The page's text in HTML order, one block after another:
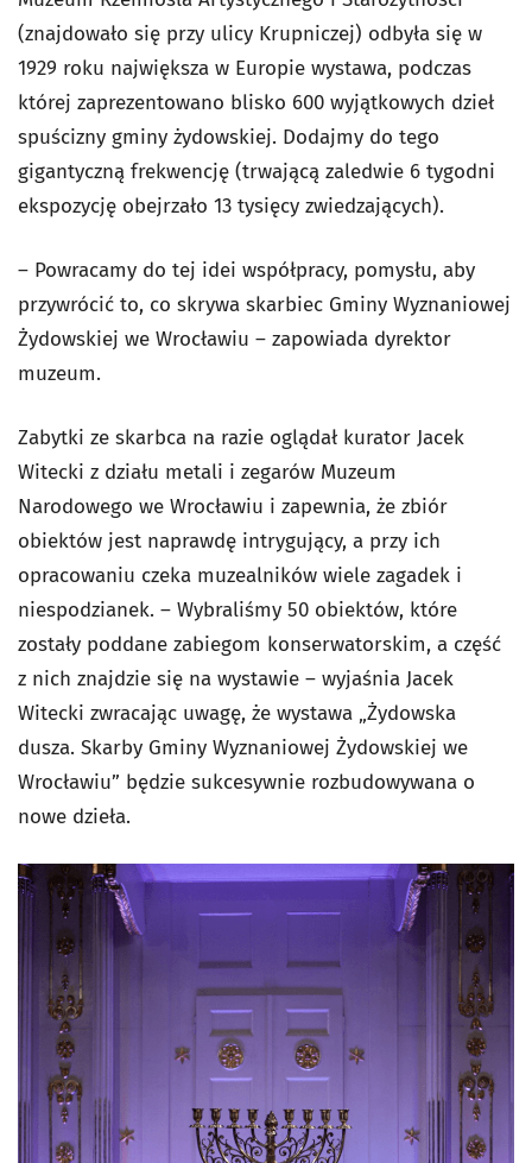
(znajdowało się przy ulicy Krupniczej) odbyła się w
1929 roku największa w Europie wystawa, podczas
której zaprezentowano blisko 600 wyjątkowych dzieł
spuścizny gminy żydowskiej. Dodajmy do tego
gigantyczną frekwencję (trwającą zaledwie 6 tygodni
ekspozycję obejrzało 13 tysięcy zwiedzających).
– Powracamy do tej idei współpracy, pomysłu, aby
przywrócić to, co skrywa skarbiec Gminy Wyznaniowej
Żydowskiej we Wrocławiu – zapowiada dyrektor
muzeum.
Zabytki ze skarbca na razie oglądał kurator Jacek
Witecki z działu metali i zegarów Muzeum
Narodowego we Wrocławiu i zapewnia, że zbiór
obiektów jest naprawdę intrygujący, a przy ich
opracowaniu czeka muzealników wiele zagadek i
niespodzianek. – Wybraliśmy 50 obiektów, które
zostały poddane zabiegom konserwatorskim, a część
z nich znajdzie się na wystawie – wyjaśnia Jacek
Witecki zwracając uwagę, że wystawa „Żydowska
dusza. Skarby Gminy Wyznaniowej Żydowskiej we
Wrocławiu” będzie sukcesywnie rozbudowywana o
nowe dzieła.